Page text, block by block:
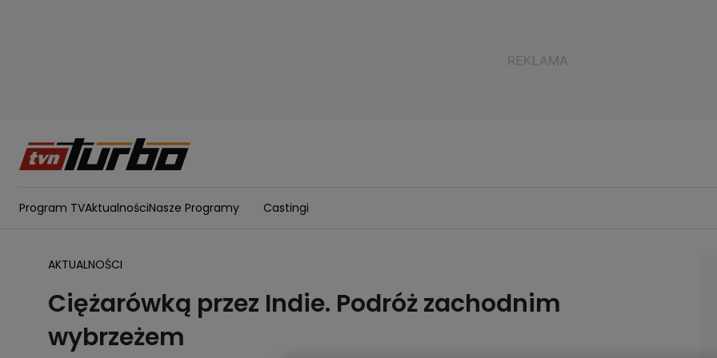
Program TVAktualnościNasze Programy Castingi
AKTUALNOŚCI
Ciężarówką przez Indie. Podróż zachodnim
wybrzeżem